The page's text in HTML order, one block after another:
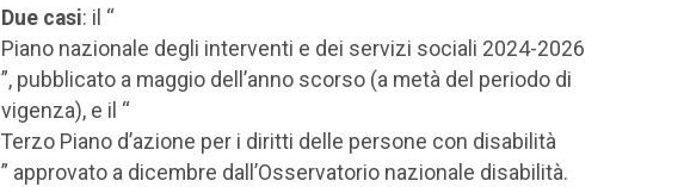
Due casi: il “
Piano nazionale degli interventi e dei servizi sociali 2024-2026
”, pubblicato a maggio dell’anno scorso (a metà del periodo di
vigenza), e il “
Terzo Piano d’azione per i diritti delle persone con disabilità
” approvato a dicembre dall’Osservatorio nazionale disabilità.